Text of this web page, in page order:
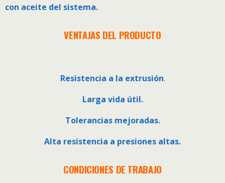
con aceite del sistema.
VENTAJAS DEL PRODUCTO
Resistencia a la extrusión.
Larga vida útil.
Tolerancias mejoradas.
Alta resistencia a presiones altas.
CONDICIONES DE TRABAJO